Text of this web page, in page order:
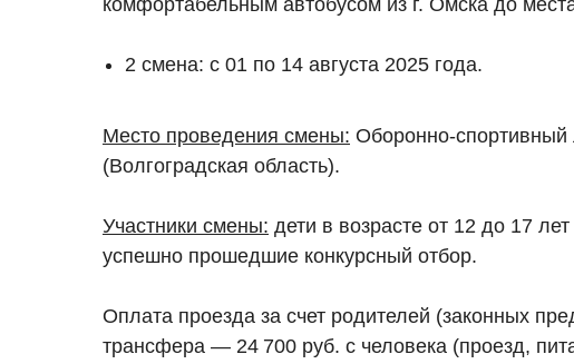
комфортабельным автобусом из г. Омска до
2 смена: с 01 по 14 августа 2025 года.
Место проведения смены: Оборонно-
(Волгоградская область).
Участники смены: дети в возрасте от 12 до 17
успешно прошедшие конкурсный отбор.
Оплата проезда за счет родителей (законных
трансфера — 24 700 руб. с человека (проезд,